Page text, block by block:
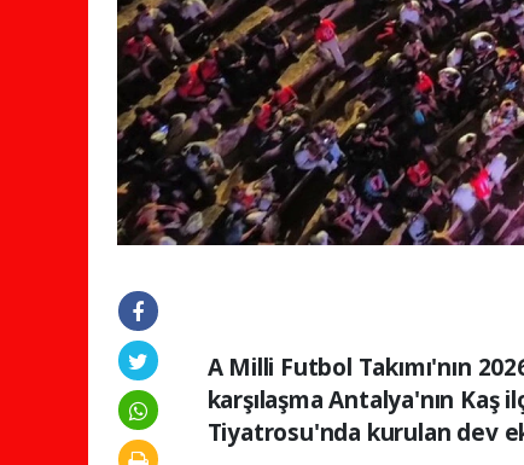
A Milli Futbol Takımı'nın
karşılaşma Antalya'nın Kaş
Tiyatrosu'nda kurulan dev